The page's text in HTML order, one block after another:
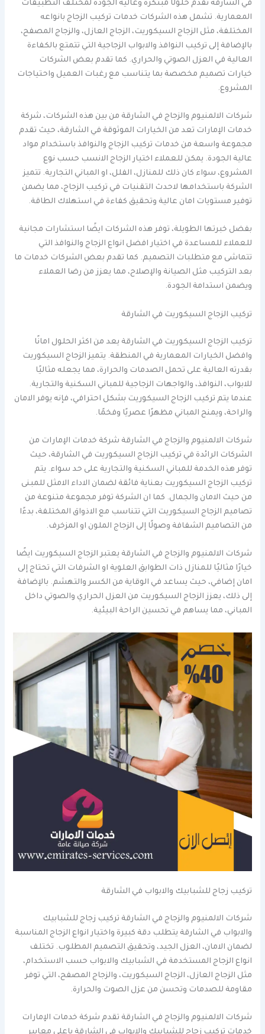
في الشارقة تقدم حلولًا مبتكرة وعالية الجودة لمختلف التطبيقات
المعمارية. تشمل هذه الشركات خدمات تركيب الزجاج بانواعه
المختلفة، مثل الزجاج السيكوريت، الزجاج العازل، والزجاج المصفح،
بالإضافة إلى تركيب النوافذ والابواب الزجاجية التي تتمتع بالكفاءة
العالية في العزل الصوتي والحراري. كما تقدم بعض الشركات
خيارات تصميم مخصصة بما يتناسب مع رغبات العميل واحتياجات
المشروع.
شركات الالمنيوم والزجاج في الشارقة من بين هذه الشركات، شركة
خدمات الإمارات تعد من الخيارات الموثوقة في الشارقة، حيث تقدم
مجموعة واسعة من خدمات تركيب الزجاج والنوافذ باستخدام مواد
عالية الجودة. يمكن للعملاء اختيار الزجاج الانسب حسب نوع
المشروع، سواء كان ذلك للمنازل، الفلل، او المباني التجارية. تتميز
الشركة باستخدامها لاحدث التقنيات في تركيب الزجاج، مما يضمن
توفير مستويات امان عالية وتحقيق كفاءة في استهلاك الطاقة.
بفضل خبرتها الطويلة، توفر هذه الشركات ايضًا استشارات مجانية
للعملاء للمساعدة في اختيار افضل انواع الزجاج والنوافذ التي
تتماشى مع متطلبات التصميم. كما تقدم بعض الشركات خدمات ما
بعد التركيب مثل الصيانة والإصلاح، مما يعزز من رضا العملاء
ويضمن استدامة الجودة.
تركيب الزجاج السيكوريت في الشارقة
تركيب الزجاج السيكوريت في الشارقة يعد من اكثر الحلول امانًا
وافضل الخيارات المعمارية في المنطقة. يتميز الزجاج السيكوريت
بقدرته العالية على تحمل الصدمات والحرارة، مما يجعله مثاليًا
للابواب، النوافذ، والواجهات الزجاجية للمباني السكنية والتجارية.
عندما يتم تركيب الزجاج السيكوريت بشكل احترافي، فإنه يوفر الامان
والراحة، ويمنح المباني مظهرًا عصريًا وفخمًا.
شركات الالمنيوم والزجاج في الشارقة شركة خدمات الإمارات من
الشركات الرائدة في تركيب الزجاج السيكوريت في الشارقة، حيث
توفر هذه الخدمة للمباني السكنية والتجارية على حد سواء. يتم
تركيب الزجاج السيكوريت بعناية فائقة لضمان الاداء الامثل للمبنى
من حيث الامان والجمال. كما ان الشركة توفر مجموعة متنوعة من
تصاميم الزجاج السيكوريت التي تتناسب مع الاذواق المختلفة، بدءًا
من التصاميم الشفافة وصولًا إلى الزجاج الملون او المزخرف.
شركات الالمنيوم والزجاج في الشارقة يعتبر الزجاج السيكوريت ايضًا
خيارًا مثاليًا للمنازل ذات الطوابق العلوية او الشرفات التي تحتاج إلى
امان إضافي، حيث يساعد في الوقاية من الكسر والتهشم. بالإضافة
إلى ذلك، يعزز الزجاج السيكوريت من العزل الحراري والصوتي داخل
المباني، مما يساهم في تحسين الراحة البيئية.
تركيب زجاج للشبابيك والابواب في الشارقة
شركات الالمنيوم والزجاج في الشارقة تركيب زجاج للشبابيك
والابواب في الشارقة يتطلب دقة كبيرة واختيار انواع الزجاج المناسبة
لضمان الامان، العزل الجيد، وتحقيق التصميم المطلوب. تختلف
انواع الزجاج المستخدمة في الشبابيك والابواب حسب الاستخدام،
مثل الزجاج العازل، الزجاج السيكوريت، والزجاج المصفح، التي توفر
مقاومة للصدمات وتحسن من عزل الصوت والحرارة.
شركات الالمنيوم والزجاج في الشارقة تقدم شركة خدمات الإمارات